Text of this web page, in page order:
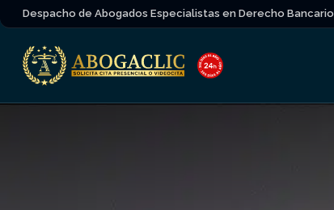
Despacho de Abogados Especialistas en Derecho Bancario